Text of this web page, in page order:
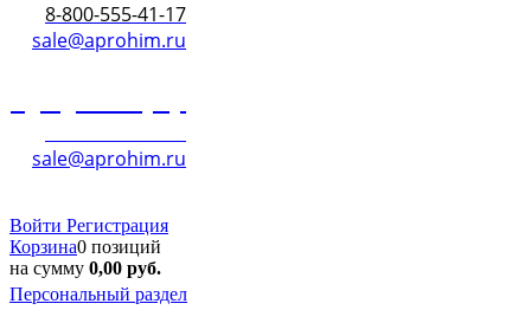
8-800-555-41-17
sale@aprohim.ru
sale@aprohim.ru
Войти Регистрация
Корзина0 позиций
на сумму 0,00 руб.
Персональный раздел